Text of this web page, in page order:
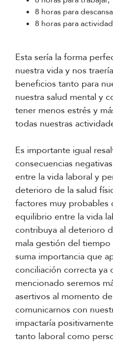
8 horas para
8 horas para
Esta sería la forma
nuestra vida y nos
beneficios tanto para
nuestra salud mental y
tener menos estrés y
todas nuestras
Es importante igual
consecuencias
entre la vida laboral y
deterioro de la salud
factores muy probables
equilibrio entre la vida
contribuya al deterioro
mala gestión del
suma importancia que
conciliación correcta ya
mencionado seremos
asertivos al momento
comunicarnos con
impactaría
tanto laboral como